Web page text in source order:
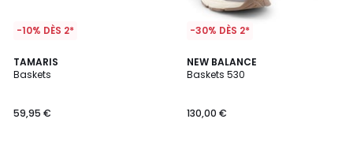
-10% DÈS 2*
TAMARIS
Baskets
59,95 €
2
Couleurs
-30% DÈS 2*
NEW BALANCE
Baskets 530
130,00 €
4,7
/ 5
3
Couleurs